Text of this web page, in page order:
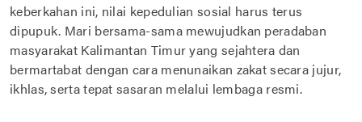
keberkahan ini, nilai kepedulian sosial harus terus
dipupuk. Mari bersama-sama mewujudkan peradaban
masyarakat Kalimantan Timur yang sejahtera dan
bermartabat dengan cara menunaikan zakat secara jujur,
ikhlas, serta tepat sasaran melalui lembaga resmi.